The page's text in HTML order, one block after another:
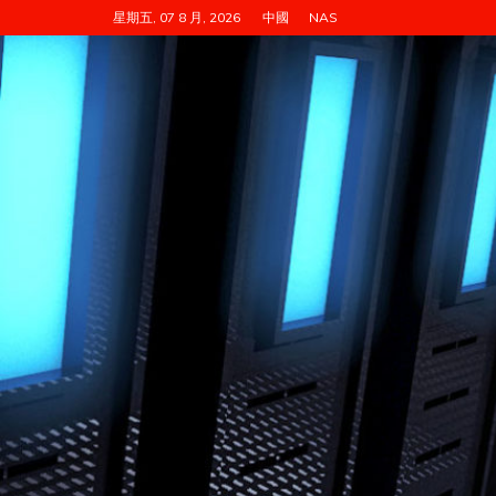
至
内
容
星期五, 07 8 月, 2026 中國 NAS